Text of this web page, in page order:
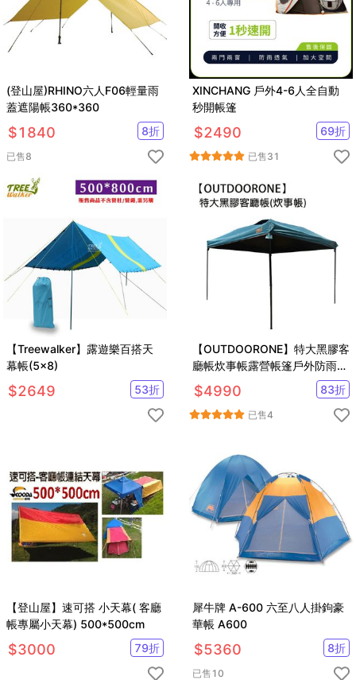
(登山屋)RHINO六人F06輕量雨
蓋遮陽帳360*360
$1840 8折
已售8
XINCHANG 戶外4-6人全自動
秒開帳篷
$2490 69折
已售31
【Treewalker】露遊樂百搭天
幕帳(5x8)
$2649 53折
【OUTDOORONE】特大黑膠客
廳帳炊事帳露營帳篷戶外防雨裝
備野外帳篷 附收納袋 活動帳快
速帳
$4990 83折
已售4
【登山屋】速可搭 小天幕( 客廳
帳專屬小天幕) 500*500cm
$3000 79折
犀牛牌 A-600 六至八人掛鉤豪
華帳 A600
$5360 8折
已售 10